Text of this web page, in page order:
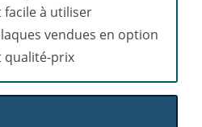
facile à utiliser
vendues en option
qualité-prix